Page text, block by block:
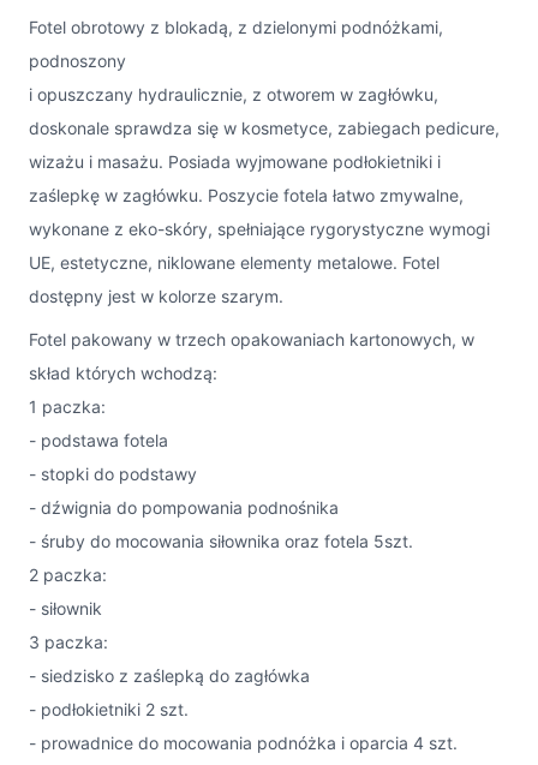
Fotel obrotowy z blokadą, z dzielonymi podnóżkami,
podnoszony
i opuszczany hydraulicznie, z otworem w zagłówku,
doskonale sprawdza się w kosmetyce, zabiegach pedicure,
wizażu i masażu. Posiada wyjmowane podłokietniki i
zaślepkę w zagłówku. Poszycie fotela łatwo zmywalne,
wykonane z eko-skóry, spełniające rygorystyczne wymogi
UE, estetyczne, niklowane elementy metalowe. Fotel
dostępny jest w kolorze szarym.
Fotel pakowany w trzech opakowaniach kartonowych, w
skład których wchodzą:
1 paczka:
- podstawa fotela
- stopki do podstawy
- dźwignia do pompowania podnośnika
- śruby do mocowania siłownika oraz fotela 5szt.
2 paczka:
- siłownik
3 paczka:
- siedzisko z zaślepką do zagłówka
- podłokietniki 2 szt.
- prowadnice do mocowania podnóżka i oparcia 4 szt.